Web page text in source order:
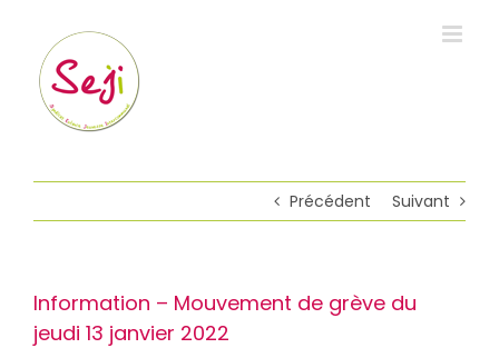
contenu
Précédent Suivant
Information – Mouvement de grève du
jeudi 13 janvier 2022